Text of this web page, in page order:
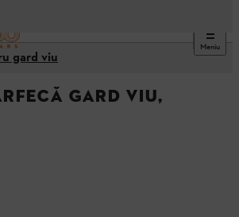
Meniu
gard viu
gard viu,